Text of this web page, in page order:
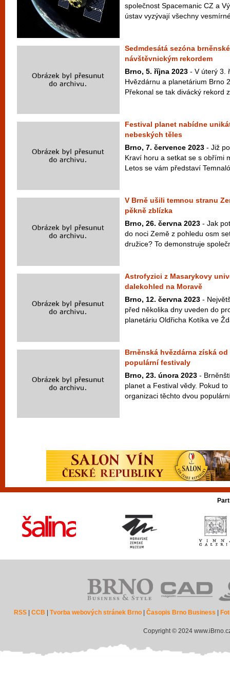
společnost Spacemanic CZ a
ústav vyzývají všechny
Sedmdesátá sezóna
návštěvnickým rekordem
Brno, 5. října 2023 - V úterý 3.
Hvězdárnu a planetárium Brno
Překonal se tak divácký rekord
Festival planet nabídne
nebeských těles
Brno, 7. července 2023 - Již
Kraví horu a setkat se s obřími
Letos se vám představí
V Brně ušili temnou stranu
pěkně zblízka
Brno, 26. června 2023 - Jak
do noci Země z pohledu osm
družice? To demonstruje
Astrofyzici z Masarykovy
dalekohled na Moravě
Brno, 12. června 2023 -
před několika dny uveden do
planetáriu Oldřicha Kotíka ve
Brněnská hvězdárna získá
populární festivaly
Brno, 23. února 2023 -
planet a Festival vědy. Pokud
organizaci těchto dvou
RSS |CCB |Tvorba webových stránek Brno |Časopis Brno Business
Copyright © 2024